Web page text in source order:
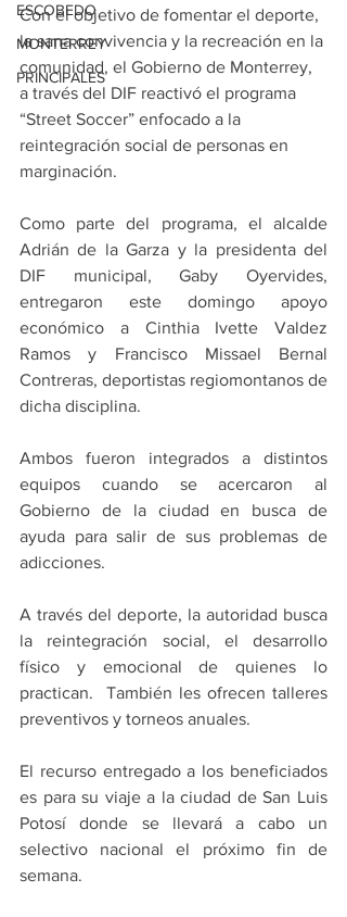
ESCOBEDO
MONTERREY
PRINCIPALES
Con el objetivo de fomentar el deporte,
la sana convivencia y la recreación en la
comunidad, el Gobierno de Monterrey,
a través del DIF reactivó el programa
“Street Soccer” enfocado a la
reintegración social de personas en
marginación.
Como parte del programa, el alcalde
Adrián de la Garza y la presidenta del
DIF municipal, Gaby Oyervides,
entregaron este domingo apoyo
económico a Cinthia Ivette Valdez
Ramos y Francisco Missael Bernal
Contreras, deportistas regiomontanos de
dicha disciplina.
Ambos fueron integrados a distintos
equipos cuando se acercaron al
Gobierno de la ciudad en busca de
ayuda para salir de sus problemas de
adicciones.
A través del deporte, la autoridad busca
la reintegración social, el desarrollo
físico y emocional de quienes lo
practican.  También les ofrecen talleres
preventivos y torneos anuales.
El recurso entregado a los beneficiados
es para su viaje a la ciudad de San Luis
Potosí donde se llevará a cabo un
selectivo nacional el próximo fin de
semana.